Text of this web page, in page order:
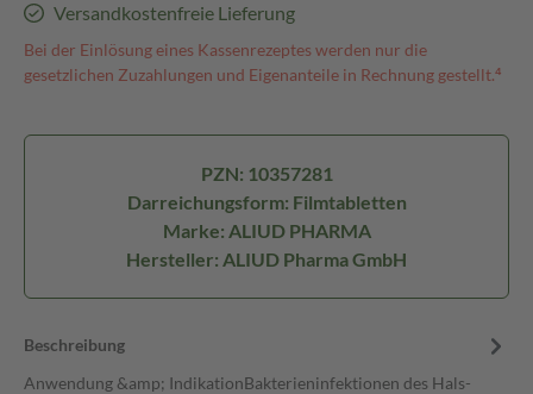
Versandkostenfreie Lieferung
Bei der Einlösung eines Kassenrezeptes werden nur die
gesetzlichen Zuzahlungen und Eigenanteile in Rechnung gestellt.⁴
PZN: 10357281
Darreichungsform: Filmtabletten
Marke: ALIUD PHARMA
Hersteller: ALIUD Pharma GmbH
Beschreibung
Anwendung &amp; IndikationBakterieninfektionen des Hals-